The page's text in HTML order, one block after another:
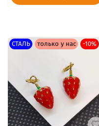
СТАЛЬ только у нас -10%